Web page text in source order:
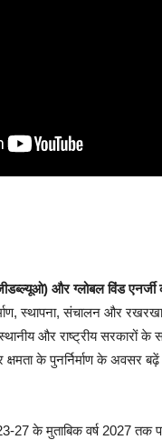
और ग्लोबल विंड एनर्जी
स्थापना, संचालन और
स्थानीय और राष्ट्रीय
क्षमता के पुनर्निर्माण के
27 के मुताबिक वर्ष 2027 तक